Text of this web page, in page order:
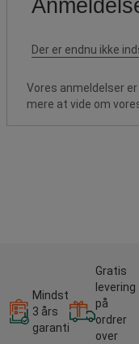
Vores anmeldelser
mere at vide om
Mindst
3 års
garanti
Gratis
levering
på
ordrer
over